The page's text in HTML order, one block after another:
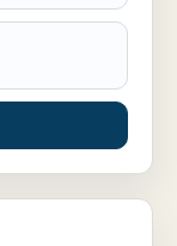
eller